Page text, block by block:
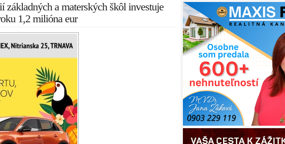
základných a materských škôl investuje
1,2 milióna eur